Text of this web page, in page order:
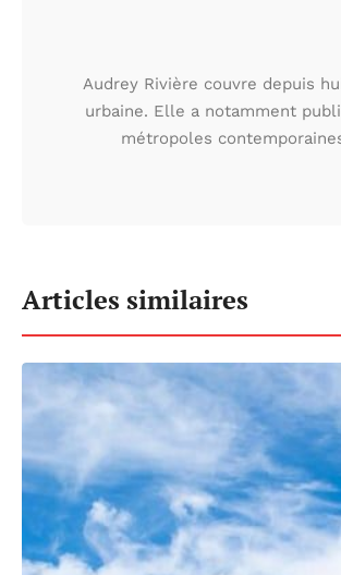
Audrey Rivière couvre depuis
urbaine. Elle a notamment
métropoles
Articles similaires